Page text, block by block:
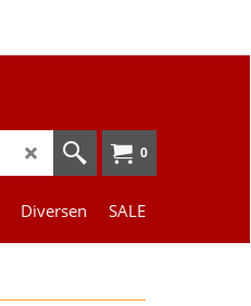
0
Diversen SALE